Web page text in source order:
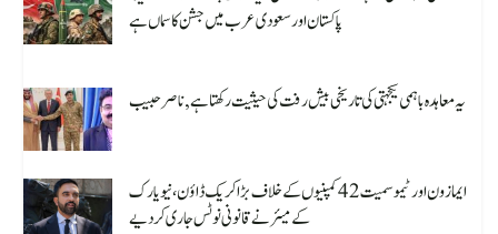
پاکستان اور سعودی عرب میں جشن کا سماں ہے
یہ معاہدہ باہمی یکجہتی کی تاریخی بیش رفت کی حیثیت رکھتا ہے, ناصر حبیب
ایمازون اور ٹیمو سمیت 42 کمپنیوں کے خلاف بڑا کریک ڈاؤن، نیویارک
کے میئر نے قانونی نوٹس جاری کردیے